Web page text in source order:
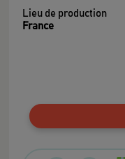
Lieu de production
France